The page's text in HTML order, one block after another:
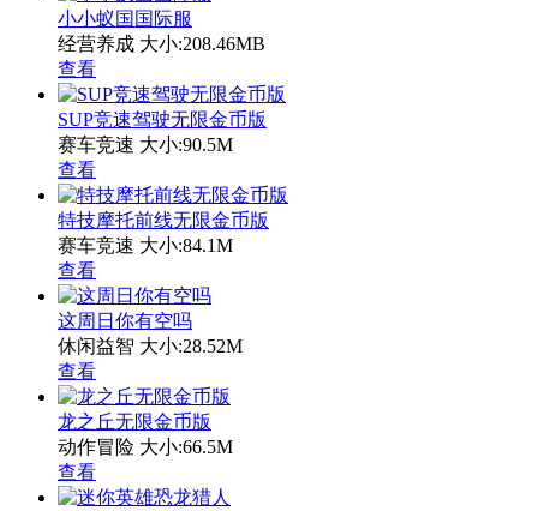
小小蚁国国际服
经营养成 大小:208.46MB
查看
SUP竞速驾驶无限金币版
赛车竞速 大小:90.5M
查看
特技摩托前线无限金币版
赛车竞速 大小:84.1M
查看
这周日你有空吗
休闲益智 大小:28.52M
查看
龙之丘无限金币版
动作冒险 大小:66.5M
查看